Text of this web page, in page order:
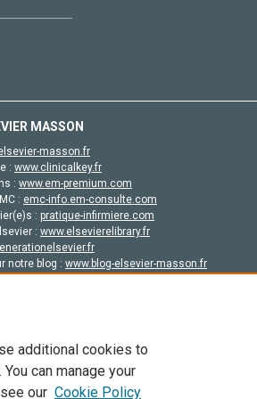
MASSON
masson.fr
: www.clinicalkey.fr
: www.em-premium.com
: emc-info.em-consulte.com
: pratique-infirmiere.com
: www.elsevierelibrary.fr
notre blog : www.blog-elsevier-masson.fr
ses contributeurs. Tout les droits sont réservés,
additional cookies to
can manage your
our Cookie Policy